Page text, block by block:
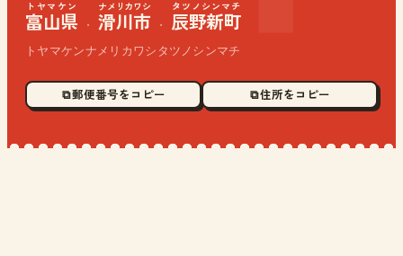
富山県
トヤマケン
· 滑川市
ナメリカワシ
· 辰野新町
タツノシンマチ
トヤマケンナメリカワシタツノシンマチ
⧉ 郵便番号をコピー ⧉ 住所をコピー